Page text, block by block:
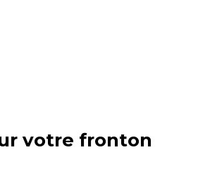
votre fronton